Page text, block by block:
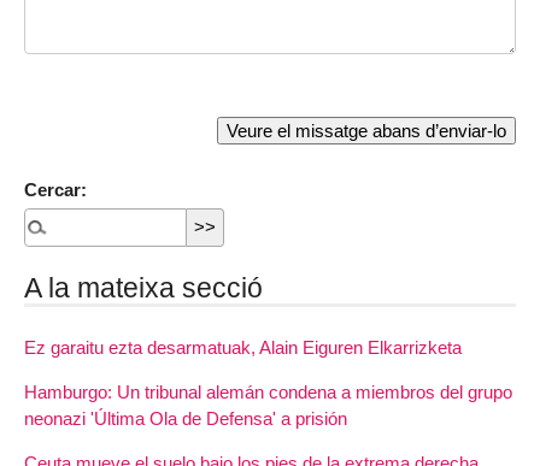
Cercar:
A la mateixa secció
Ez garaitu ezta desarmatuak, Alain Eiguren Elkarrizketa
Hamburgo: Un tribunal alemán condena a miembros del grupo
neonazi 'Última Ola de Defensa' a prisión